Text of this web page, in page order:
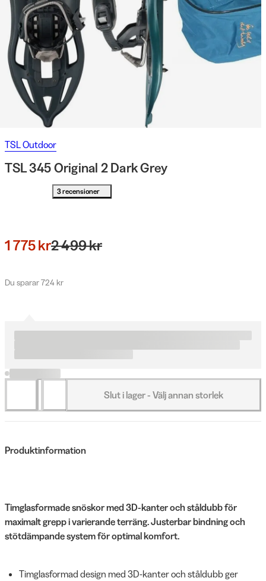
TSL Outdoor
TSL 345 Original 2 Dark Grey
3 recensioner
1 775 kr2 499 kr
Du sparar 724 kr
Slut i lager - Välj annan storlek
Produktinformation
Timglasformade snöskor med 3D-kanter och ståldubb för
maximalt grepp i varierande terräng. Justerbar bindning och
stötdämpande system för optimal komfort.
Timglasformad design med 3D-kanter och ståldubb ger